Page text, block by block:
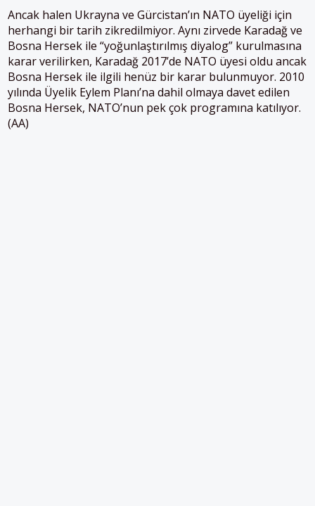
Ancak halen Ukrayna ve Gürcistan’ın NATO üyeliği için
herhangi bir tarih zikredilmiyor. Aynı zirvede Karadağ ve
Bosna Hersek ile “yoğunlaştırılmış diyalog” kurulmasına
karar verilirken, Karadağ 2017’de NATO üyesi oldu ancak
Bosna Hersek ile ilgili henüz bir karar bulunmuyor. 2010
yılında Üyelik Eylem Planı’na dahil olmaya davet edilen
Bosna Hersek, NATO’nun pek çok programına katılıyor.
(AA)